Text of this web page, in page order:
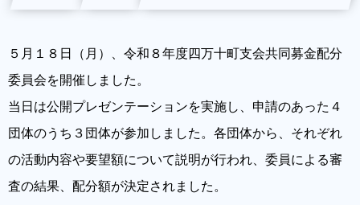
５月１８日（月）、令和８年度四万十町支会共同募金配分
委員会を開催しました。
当日は公開プレゼンテーションを実施し、申請のあった４
団体のうち３団体が参加しました。各団体から、それぞれ
の活動内容や要望額について説明が行われ、委員による審
査の結果、配分額が決定されました。